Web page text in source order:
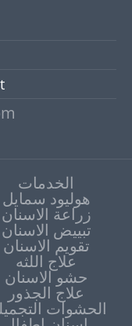
الخدمات
هوليود سمايل
زراعة الاسنان
تبييض الاسنان
علاج اللثه
حشو الاسنان
علاج الجذور
الحشوات